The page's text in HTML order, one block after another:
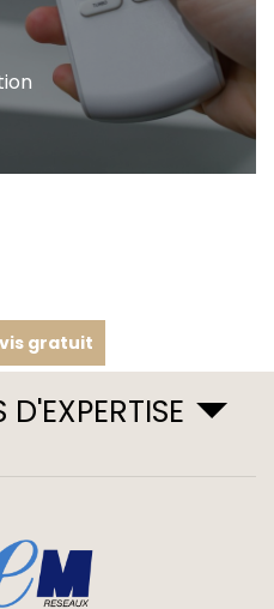
gratuit